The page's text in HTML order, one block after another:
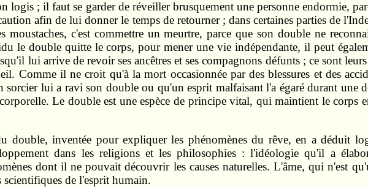
logis ; il faut se garder de réveiller brusquement une personne endormie,
afin de lui donner le temps de retourner ; dans certaines parties de
c'est commettre un meurtre, parce que son double ne
le double quitte le corps, pour mener une vie indépendante, il peut
lui arrive de revoir ses ancêtres et ses compagnons défunts ; ce sont
Comme il ne croit qu'à la mort occasionnée par des blessures et des
lui a ravi son double ou qu'un esprit malfaisant l'a égaré durant une
Le double est une espèce de principe vital, qui maintient le corps
double, inventée pour expliquer les phénomènes du rêve, en a déduit
dans les religions et les philosophies : l'idéologie qu'il a
dont il ne pouvait découvrir les causes naturelles. L'âme, qui n'est
scientifiques de l'esprit humain.